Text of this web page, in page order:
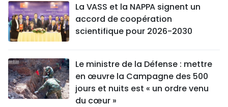
La VASS et la NAPPA signent un
accord de coopération
scientifique pour 2026-2030
Le ministre de la Défense : mettre
en œuvre la Campagne des 500
jours et nuits est « un ordre venu
du cœur »